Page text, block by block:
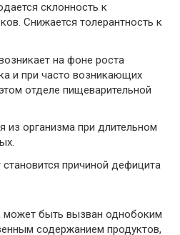
склонность к
Снижается толерантность к
на фоне роста
и при часто возникающих
отделе пищеварительной
из организма при длительном
причиной дефицита
может быть вызван однобоким
содержанием продуктов,